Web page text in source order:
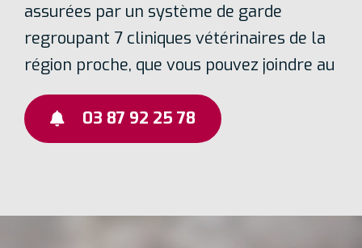
assurées par un système de garde
regroupant 7 cliniques vétérinaires de la
région proche, que vous pouvez joindre au
03 87 92 25 78